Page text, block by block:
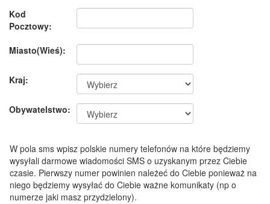
Kod
Pocztowy:
Miasto(Wieś):
Kraj:
Obywatelstwo:
W pola sms wpisz polskie numery telefonów na które będziemy
wysyłali darmowe wiadomości SMS o uzyskanym przez Ciebie
czasie. Pierwszy numer powinien należeć do Ciebie ponieważ na
niego będziemy wysyłać do Ciebie ważne komunikaty (np o
numerze jaki masz przydzielony).